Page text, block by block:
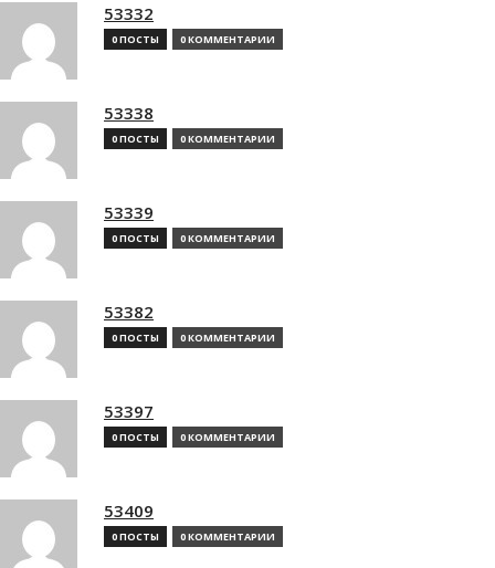
53332
0 ПОСТЫ 0 КОММЕНТАРИИ
53338
0 ПОСТЫ 0 КОММЕНТАРИИ
53339
0 ПОСТЫ 0 КОММЕНТАРИИ
53382
0 ПОСТЫ 0 КОММЕНТАРИИ
53397
0 ПОСТЫ 0 КОММЕНТАРИИ
53409
0 ПОСТЫ 0 КОММЕНТАРИИ